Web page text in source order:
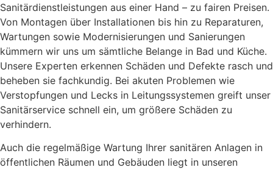
Sanitärdienstleistungen aus einer Hand – zu fairen Preisen.
Von Montagen über Installationen bis hin zu Reparaturen,
Wartungen sowie Modernisierungen und Sanierungen
kümmern wir uns um sämtliche Belange in Bad und Küche.
Unsere Experten erkennen Schäden und Defekte rasch und
beheben sie fachkundig. Bei akuten Problemen wie
Verstopfungen und Lecks in Leitungssystemen greift unser
Sanitärservice schnell ein, um größere Schäden zu
verhindern.
Auch die regelmäßige Wartung Ihrer sanitären Anlagen in
öffentlichen Räumen und Gebäuden liegt in unseren